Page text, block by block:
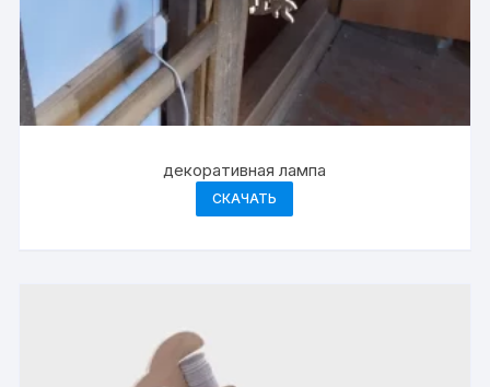
декоративная лампа
СКАЧАТЬ